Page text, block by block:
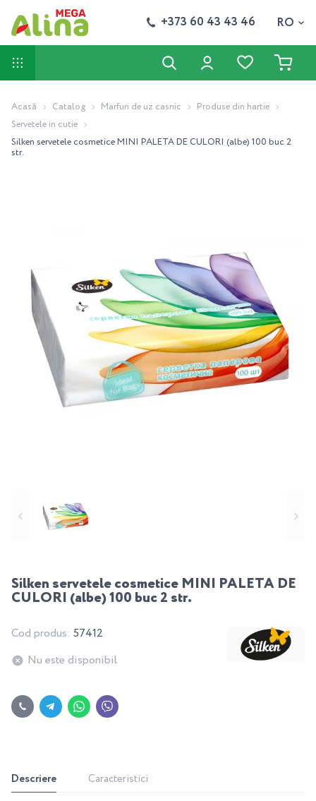
+373 60 43 43 46 RO
Acasă Catalog Marfuri de uz casnic
Produse din hartie
Servetele in cutie
Silken servetele cosmetice MINI PALETA DE CULORI (albe) 100 buc 2
str.
Silken servetele cosmetice MINI PALETA DE
CULORI (albe) 100 buc 2 str.
Cod produs: 57412
Nu este disponibil
Descriere Caracteristici